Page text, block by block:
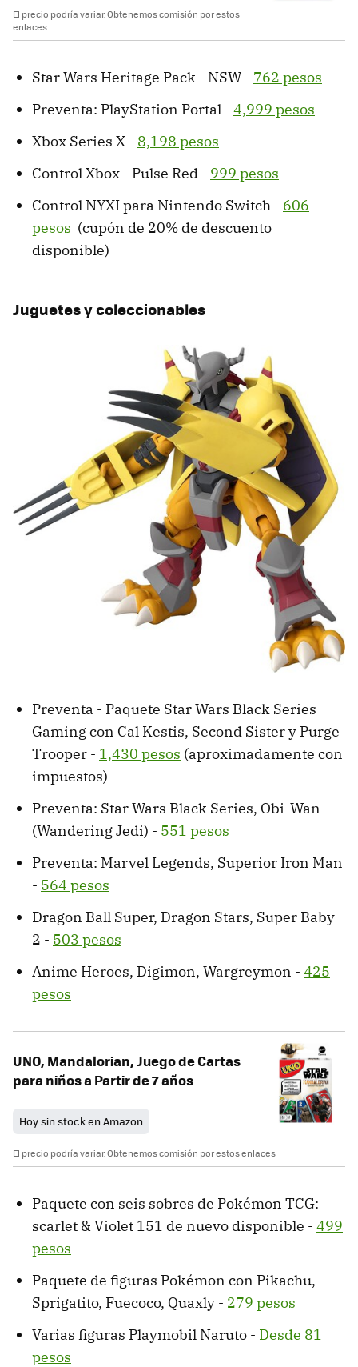
El precio podría variar. Obtenemos comisión por estos
enlaces
Star Wars Heritage Pack - NSW - 762 pesos
Preventa: PlayStation Portal - 4,999 pesos
Xbox Series X - 8,198 pesos
Control Xbox - Pulse Red - 999 pesos
Control NYXI para Nintendo Switch - 606
pesos (cupón de 20% de descuento
disponible)
Juguetes y coleccionables
Preventa - Paquete Star Wars Black Series
Gaming con Cal Kestis, Second Sister y Purge
Trooper - 1,430 pesos (aproximadamente con
impuestos)
Preventa: Star Wars Black Series, Obi-Wan
(Wandering Jedi) - 551 pesos
Preventa: Marvel Legends, Superior Iron Man
- 564 pesos
Dragon Ball Super, Dragon Stars, Super Baby
2 - 503 pesos
Anime Heroes, Digimon, Wargreymon - 425
pesos
UNO, Mandalorian, Juego de Cartas
para niños a Partir de 7 años
Hoy sin stock en Amazon
El precio podría variar. Obtenemos comisión por estos enlaces
Paquete con seis sobres de Pokémon TCG:
scarlet & Violet 151 de nuevo disponible - 499
pesos
Paquete de figuras Pokémon con Pikachu,
Sprigatito, Fuecoco, Quaxly - 279 pesos
Varias figuras Playmobil Naruto - Desde 81
pesos